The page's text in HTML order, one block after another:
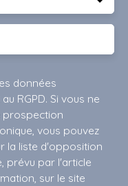
données
RGPD. Si vous ne
prospection
vous pouvez
la liste d'opposition
prévu par l'article
sur le site